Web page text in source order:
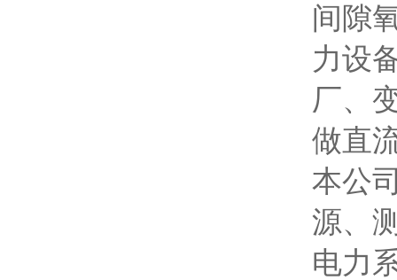
间隙
力设
厂、
做直
本公
源、
电力